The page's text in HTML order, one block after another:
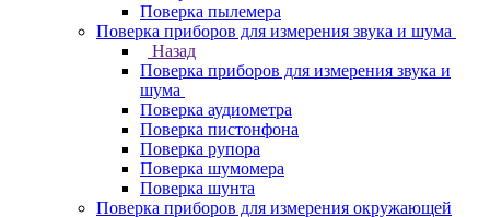
Поверка пылемера
Поверка приборов для измерения звука и шума
Назад
Поверка приборов для измерения звука и
шума
Поверка аудиометра
Поверка пистонфона
Поверка рупора
Поверка шумомера
Поверка шунта
Поверка приборов для измерения окружающей